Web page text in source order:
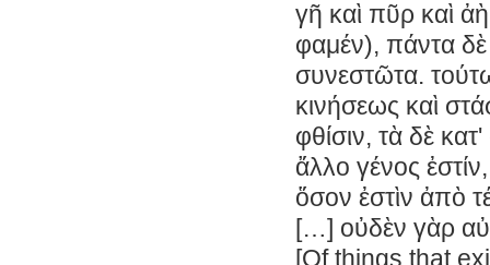
γῆ καὶ πῦρ καὶ
φαμέν), πάντα δὲ
συνεστῶτα.
κινήσεως καὶ
φθίσιν, τὰ δὲ κατ'
ἄλλο γένος
ὅσον ἐστὶν ἀπὸ
[…] οὐδὲν γὰρ
[Of things that